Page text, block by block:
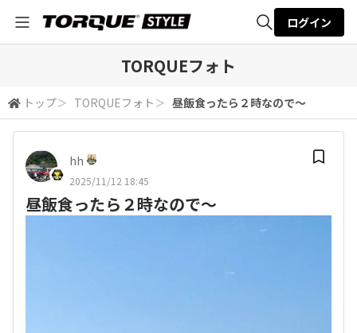
検索
ログイン
TORQUEフォト
トップ＞ TORQUEフォト ＞ 昼飯食ったら２時なので～
hh
2025/11/12 18:45
昼飯食ったら２時なので～